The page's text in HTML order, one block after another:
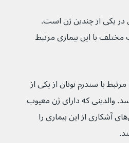
در یکی از چندین ژن است.
ژن معیوب مختلف با این بیماری مرتبط
با سندرم نونان از یکی از
کودک به ارث می‌رسد. والدینی که دارای ژن معیوب
هستند ممکن است ویژگی‌های آشکاری از این بیماری را